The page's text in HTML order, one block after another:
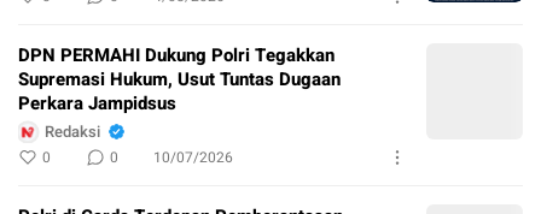
DPN PERMAHI Dukung Polri Tegakkan
Supremasi Hukum, Usut Tuntas Dugaan
Perkara Jampidsus
Redaksi
0 0 10/07/2026